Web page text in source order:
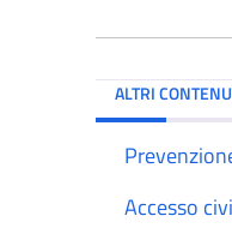
ALTRI
Accesso